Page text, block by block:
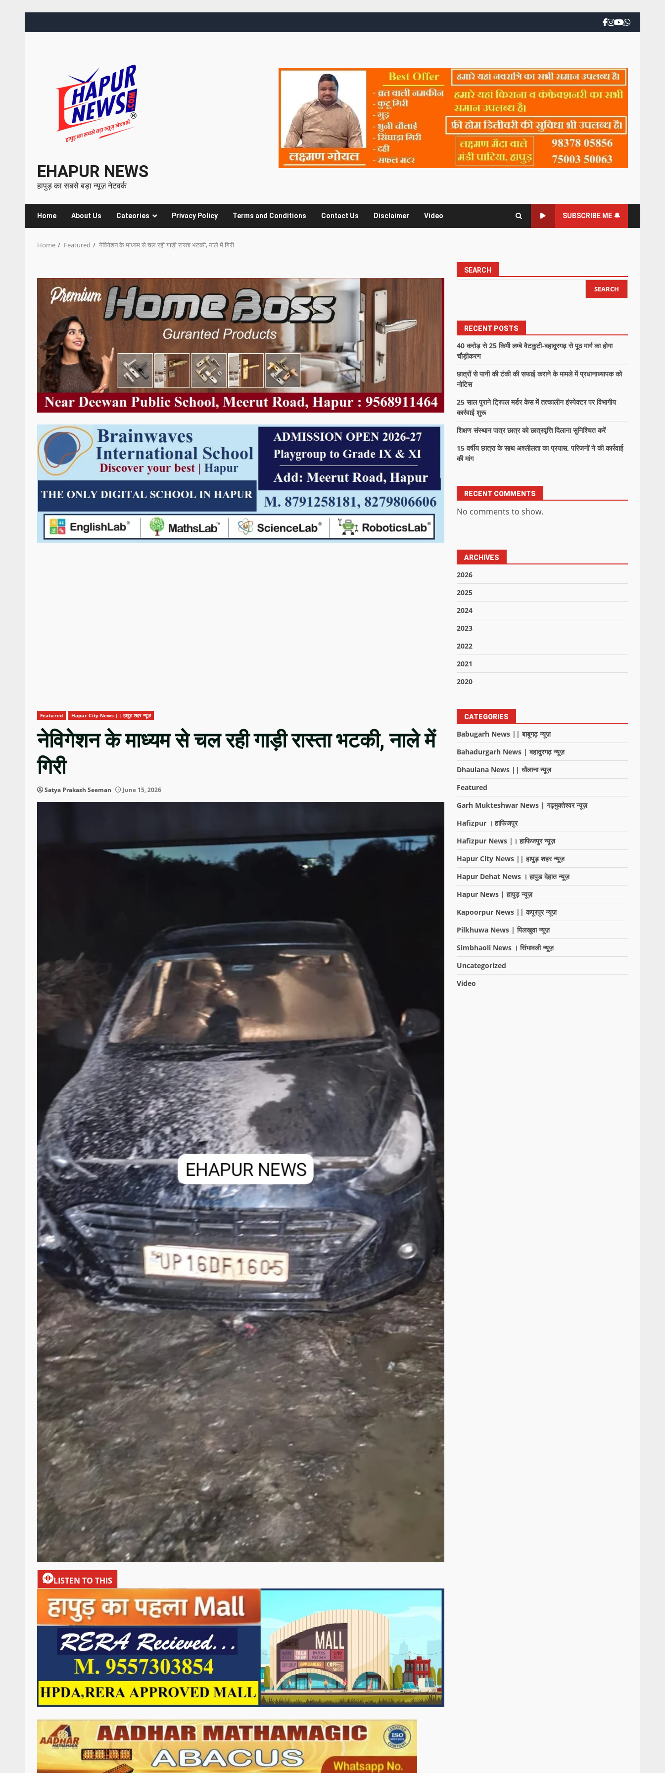
EHAPUR NEWS
हापुड़ का सबसे बड़ा न्यूज़ नेटवर्क
Home About Us Cateories Privacy Policy Terms and Conditions Contact Us Disclaimer Video SUBSCRIBE ME 🔔
Home Featured नेविगेशन के माध्यम से चल रही गाड़ी रास्ता भटकी, नाले में गिरी
Featured Hapur City News || हापुड़ शहर न्यूज़
नेविगेशन के माध्यम से चल रही गाड़ी रास्ता भटकी, नाले में
गिरी
Satya Prakash Seeman June 15, 2026
LISTEN TO THIS
SEARCH
SEARCH
RECENT POSTS
40 करोड़ से 25 किमी लम्बे वैटकुटी-बहादुरगढ़ से पूठ मार्ग का होगा
चौड़ीकरण
छात्रों से पानी की टंकी की सफाई कराने के मामले में प्रधानाध्यापक को
नोटिस
25 साल पुराने ट्रिपल मर्डर केस में तत्कालीन इंस्पेक्टर पर विभागीय
कार्रवाई शुरू
शिक्षण संस्थान पात्र छात्र को छात्रवृत्ति दिलाना सुनिश्चित करें
15 वर्षीय छात्रा के साथ अश्लीलता का प्रयास, परिजनों ने की कार्रवाई
की मांग
RECENT COMMENTS
No comments to show.
ARCHIVES
2026
2025
2024
2023
2022
2021
2020
CATEGORIES
Babugarh News || बाबूगढ़ न्यूज़
Bahadurgarh News | बहादुरगढ़ न्यूज़
Dhaulana News || धौलाना न्यूज़
Featured
Garh Mukteshwar News | गढ़मुक्तेश्वर न्यूज़
Hafizpur । हाफिजपुर
Hafizpur News |। हाफिजपुर न्यूज़
Hapur City News || हापुड़ शहर न्यूज़
Hapur Dehat News । हापुड देहात न्यूज़
Hapur News | हापुड़ न्यूज़
Kapoorpur News || कपूरपुर न्यूज़
Pilkhuwa News | पिलखुवा न्यूज़
Simbhaoli News । सिंभावली न्यूज़
Uncategorized
Video